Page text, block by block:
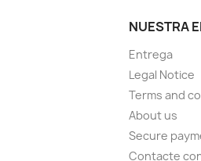
NUESTRA
Entrega
Legal Notice
Terms and
About us
Secure
Contacte